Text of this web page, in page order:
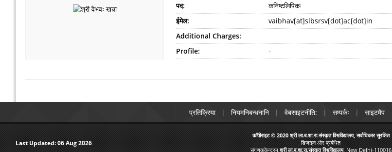
पद:
कनिष्टलिपिकः
ईमेल:
vaibhav[at]slbsrsv[dot]ac[dot]in
Additional Charges:
Profile:
-
प्रतिक्रिया नियमनिबन्धनानि वेबसाइटनीति: सम्पर्कः साइटमैप
कॉपीराइट © 2020 श्री ला.ब.शा.रा.संस्कृत विश्वविद्यालय, सर्वाधिकार सुरक्षित
डिजाइन और प्रबंधित
संगणककेन्द्रम्,श्री ला.ब.शा.रा.संस्कृत विश्वविद्यालय, New Delhi-110016
Last Updated:06 Aug 2026